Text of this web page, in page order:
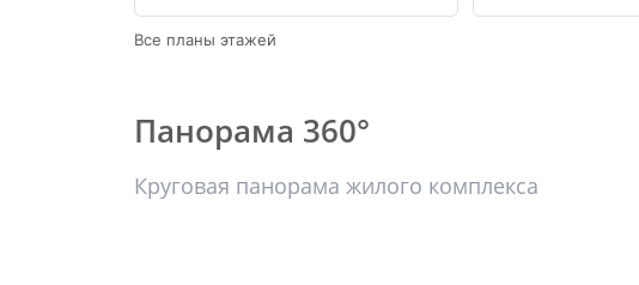
Все планы этажей
Панорама 360°
Круговая панорама жилого комплекса